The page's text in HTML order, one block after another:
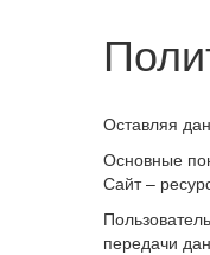
Оставляя
Основные
Сайт –
передачи